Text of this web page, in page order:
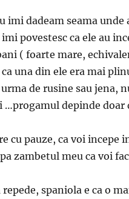
imi dadeam seama unde
povestesc ca ele au
( foarte mare,
una din ele era mai
de rusine sau jena,
depinde doar
cu pauze, ca voi incepe
zambetul meu ca voi
spaniola e ca o